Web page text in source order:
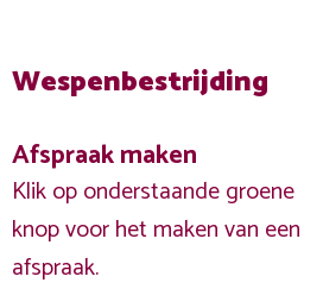
Wespenbestrijding
Afspraak maken
Klik op onderstaande groene
knop voor het maken van een
afspraak.